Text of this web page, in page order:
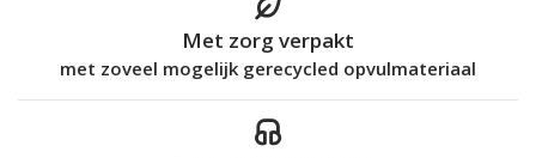
Met zorg verpakt
met zoveel mogelijk gerecycled opvulmateriaal